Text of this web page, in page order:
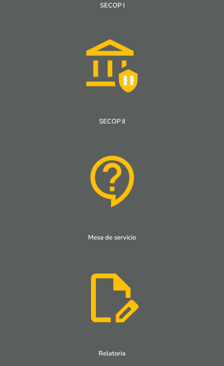
SECOP I
SECOP II
Mesa de servicio
Relatoria